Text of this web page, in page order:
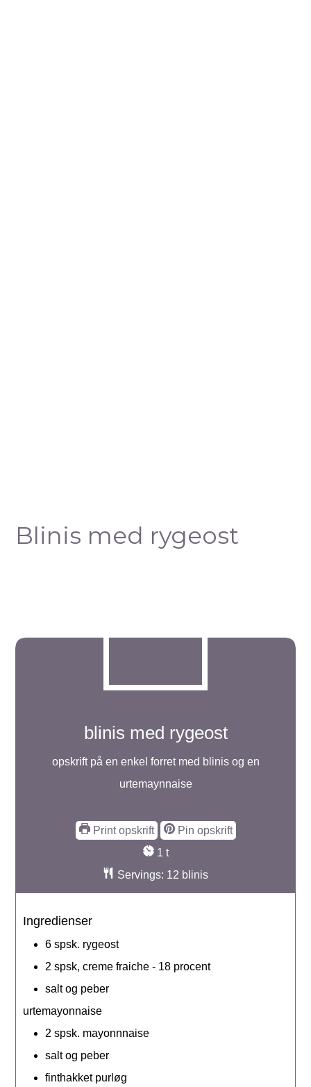
Blinis med rygeost
blinis med rygeost
opskrift på en enkel forret med blinis og en
urtemaynnaise
Print opskrift
Pin opskrift
1 time
t
Servings: 12 blinis
Ingredienser
6 spsk. rygeost
2 spsk, creme fraiche - 18 procent
salt og peber
urtemayonnaise
2 spsk. mayonnnaise
salt og peber
finthakket purløg